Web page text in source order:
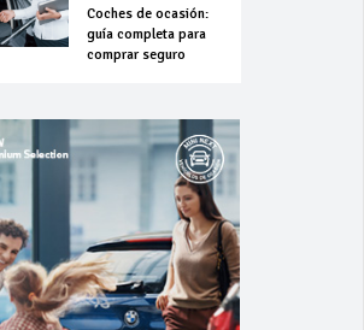
Coches de ocasión:
guía completa para
comprar seguro